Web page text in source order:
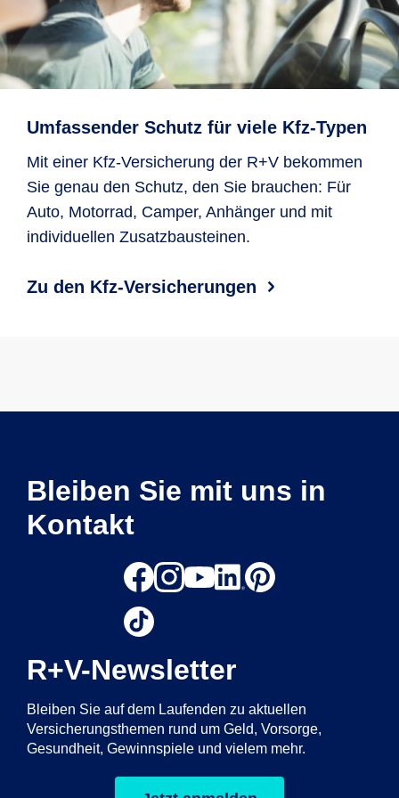
Umfassender Schutz für viele Kfz-Typen
Mit einer Kfz-Versicherung der R+V bekommen
Sie genau den Schutz, den Sie brauchen: Für
Auto, Motorrad, Camper, Anhänger und mit
individuellen Zusatzbausteinen.
Zu den Kfz-Versicherungen
Bleiben Sie mit uns in
Kontakt
R+V-Newsletter
Bleiben Sie auf dem Laufenden zu aktuellen
Versicherungsthemen rund um Geld, Vorsorge,
Gesundheit, Gewinnspiele und vielem mehr.